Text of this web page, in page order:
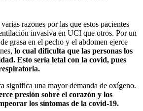
razones por las que estos pacientes
invasiva en UCI que otros. Por un
grasa en el pecho y el abdomen ejerce
lo cual dificulta que las personas los
Esto sería letal con la covid, pues
significa una mayor demanda de oxígeno.
presión sobre el corazón y los
los síntomas de la covid-19.